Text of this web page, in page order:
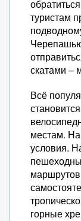
туристам
скатами –
Всё
местам.
условия.
горные